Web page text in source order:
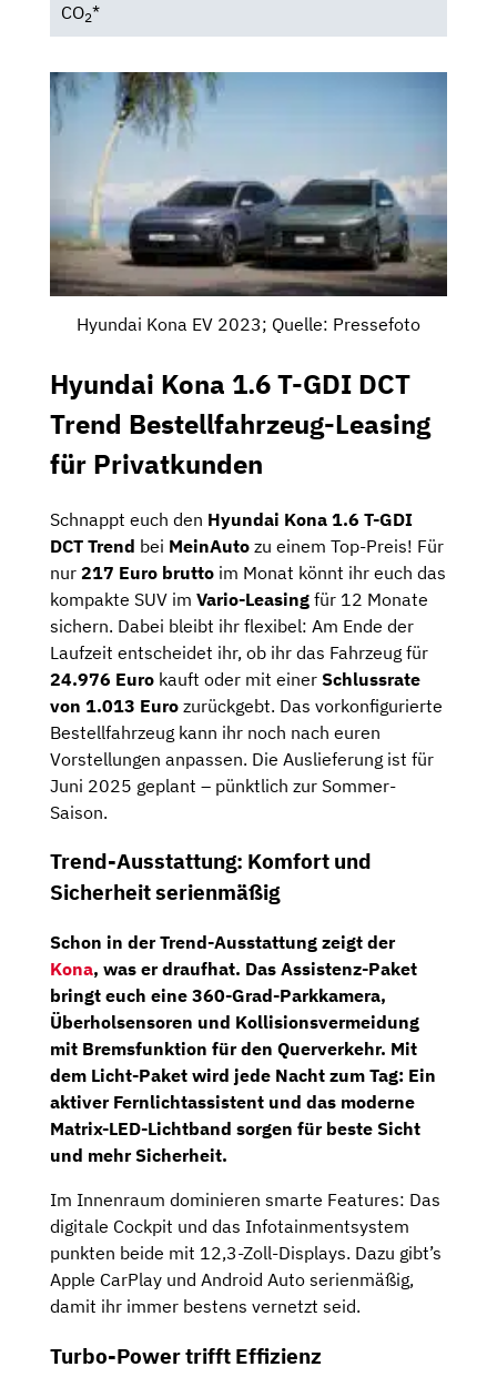
CO2*
Hyundai Kona EV 2023; Quelle: Pressefoto
Hyundai Kona 1.6 T-GDI DCT
Trend Bestellfahrzeug-Leasing
für Privatkunden
Schnappt euch den Hyundai Kona 1.6 T-GDI
DCT Trend bei MeinAuto zu einem Top-Preis! Für
nur 217 Euro brutto im Monat könnt ihr euch das
kompakte SUV im Vario-Leasing für 12 Monate
sichern. Dabei bleibt ihr flexibel: Am Ende der
Laufzeit entscheidet ihr, ob ihr das Fahrzeug für
24.976 Euro kauft oder mit einer Schlussrate
von 1.013 Euro zurückgebt. Das vorkonfigurierte
Bestellfahrzeug kann ihr noch nach euren
Vorstellungen anpassen. Die Auslieferung ist für
Juni 2025 geplant – pünktlich zur Sommer-
Saison.
Trend-Ausstattung: Komfort und
Sicherheit serienmäßig
Schon in der Trend-Ausstattung zeigt der
Kona, was er draufhat. Das Assistenz-Paket
bringt euch eine 360-Grad-Parkkamera,
Überholsensoren und Kollisionsvermeidung
mit Bremsfunktion für den Querverkehr. Mit
dem Licht-Paket wird jede Nacht zum Tag: Ein
aktiver Fernlichtassistent und das moderne
Matrix-LED-Lichtband sorgen für beste Sicht
und mehr Sicherheit.
Im Innenraum dominieren smarte Features: Das
digitale Cockpit und das Infotainmentsystem
punkten beide mit 12,3-Zoll-Displays. Dazu gibt’s
Apple CarPlay und Android Auto serienmäßig,
damit ihr immer bestens vernetzt seid.
Turbo-Power trifft Effizienz